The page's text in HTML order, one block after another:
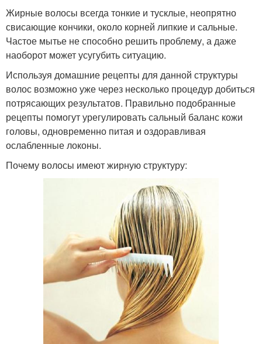
Жирные волосы всегда тонкие и тусклые, неопрятно
свисающие кончики, около корней липкие и сальные.
Частое мытье не способно решить проблему, а даже
наоборот может усугубить ситуацию.
Используя домашние рецепты для данной структуры
волос возможно уже через несколько процедур добиться
потрясающих результатов. Правильно подобранные
рецепты помогут урегулировать сальный баланс кожи
головы, одновременно питая и оздоравливая
ослабленные локоны.
Почему волосы имеют жирную структуру: